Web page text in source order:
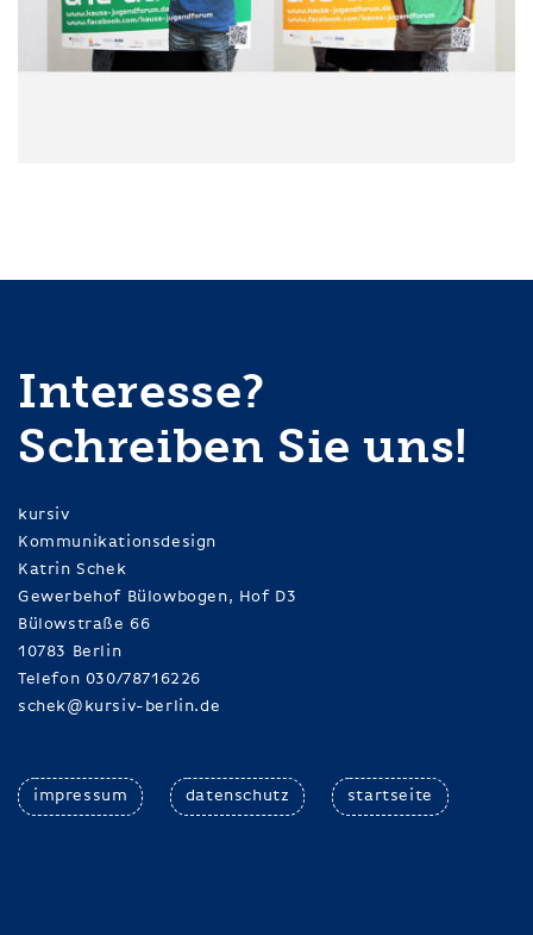
Corporate Design
Interesse?
Schreiben Sie uns!
kursiv
Kommunikationsdesign
Katrin Schek
Gewerbehof Bülowbogen, Hof D3
Bülowstraße 66
10783 Berlin
Telefon 030/78716226
schek@kursiv-berlin.de
impressum datenschutz startseite